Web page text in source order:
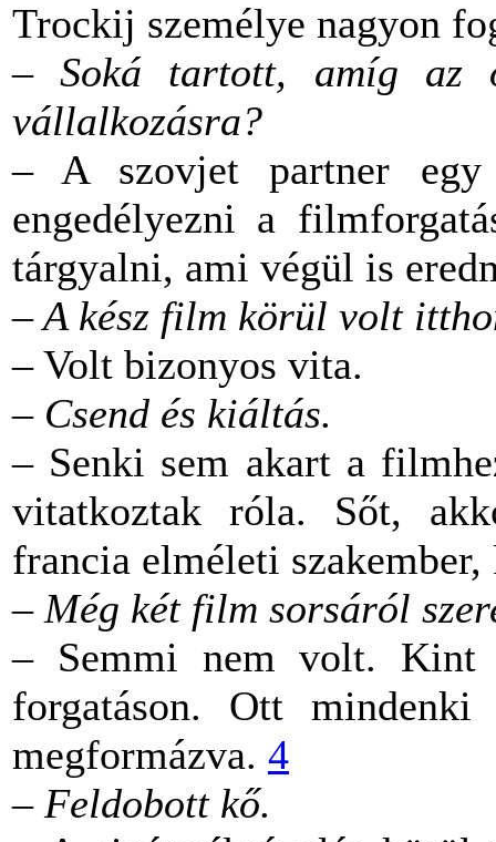
Trockij személye nagyon
– Soká tartott, amíg az
vállalkozásra?
– A szovjet partner egy
engedélyezni a
tárgyalni, ami végül is
– A kész film körül volt
– Volt bizonyos vita.
– Csend és kiáltás.
– Senki sem akart a
vitatkoztak róla. Sőt,
francia elméleti
– Még két film sorsáról
– Semmi nem volt. Kint
forgatáson. Ott
megformázva. 4
– Feldobott kő.